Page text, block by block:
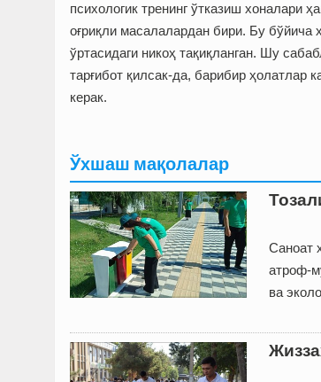
психологик тренинг ўтказиш хоналари
оғриқли масалалардан бири. Бу
ўртасидаги никоҳ тақиқланган. Шу
тарғибот қилсак-да, барибир ҳолатлар
керак.
Ўхшаш мақолалар
Саноат
атроф-
ва